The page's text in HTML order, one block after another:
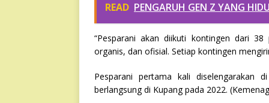
READ PENGARUH GEN Z YANG
“Pesparani akan diikuti kontingen dari
organis, dan ofisial. Setiap kontingen
Pesparani pertama kali diselengarakan
berlangsung di Kupang pada 2022.